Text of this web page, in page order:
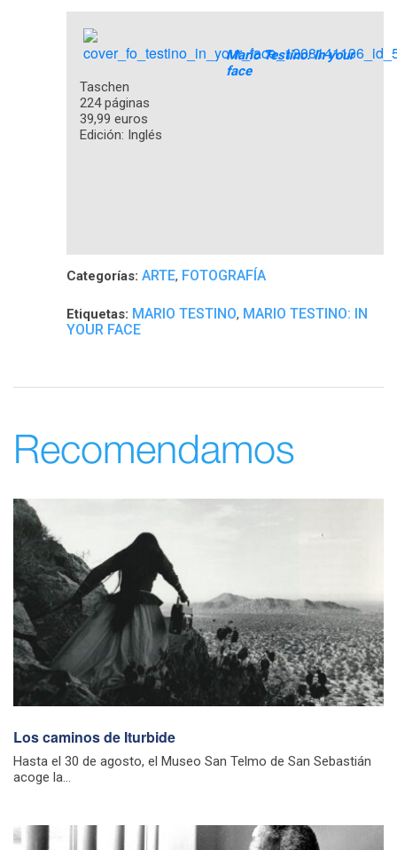
Mario Testino: In your
face
Taschen
224 páginas
39,99 euros
Edición: Inglés
Categorías: ARTE, FOTOGRAFÍA
Etiquetas: MARIO TESTINO, MARIO TESTINO: IN
YOUR FACE
Recomendamos
Los caminos de Iturbide
Hasta el 30 de agosto, el Museo San Telmo de San Sebastián
acoge la...